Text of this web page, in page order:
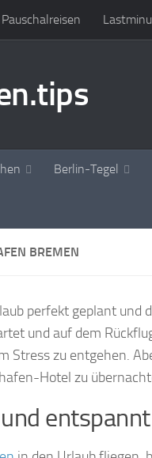
Pauschalreisen
Berlin-Tegel
BREMEN
perfekt geplant und
und auf dem
Stress zu entgehen.
Hotel zu